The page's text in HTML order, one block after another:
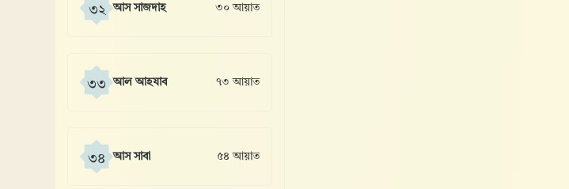
৩২ আস সাজদাহ ৩০ আয়াত
৩৩ আল আহযাব ৭৩ আয়াত
৩৪ আস সাবা ৫৪ আয়াত